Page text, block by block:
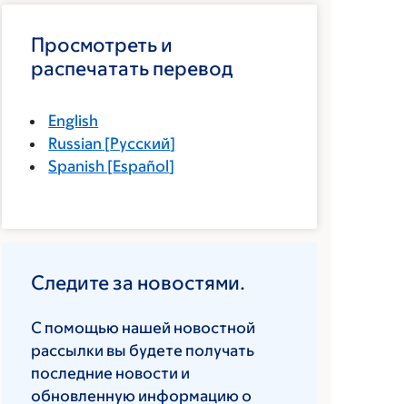
Просмотреть и
распечатать перевод
English
Russian [Русский]
Spanish [Español]
Следите за новостями.
С помощью нашей новостной
рассылки вы будете получать
последние новости и
обновленную информацию о